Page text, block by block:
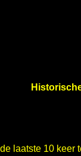
laatste 10